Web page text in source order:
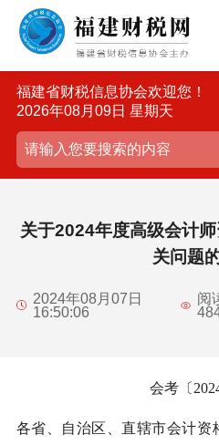
福建省财税信息协会欢迎您！
2026年08月09日 星期天
关于2024年度高级会计
关问题
2024年08月07日
16:50:06
阅
会考〔
各省、自治区、直辖市会计资